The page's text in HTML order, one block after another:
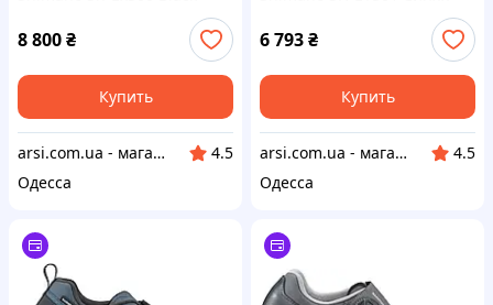
8 800₴
Купить
arsi.com.ua - магазин техники
4.5
Одесса
6 793₴
Купить
arsi.com.ua - магазин техники
4.5
Одесса